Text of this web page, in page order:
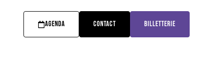
AGENDA CONTACT BILLETTERIE